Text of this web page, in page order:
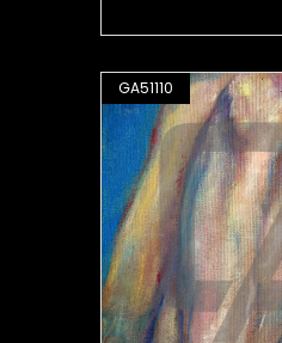
GA51110